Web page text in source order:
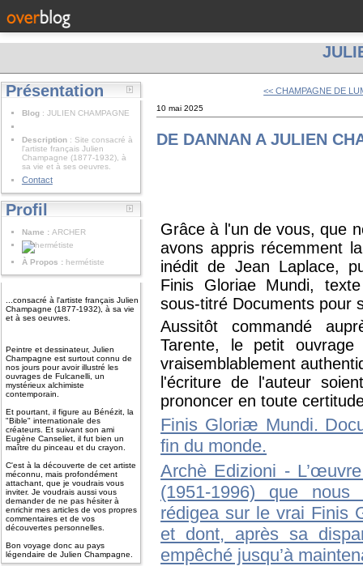
Présentation
Blog : JULIEN CHAMPAGNE
Description : Site consacré à
l'artiste français Julien
Champagne (1877-1932), à
sa vie et à ses oeuvres.
Contact
Profil
Name : ARCHER
À Propos : hermétiste
...consacré à l'artiste français Julien
Champagne (1877-1932), à sa vie
et à ses oeuvres.
Peintre et dessinateur, Julien
Champagne est surtout connu de
nos jours pour avoir illustré les
ouvrages de Fulcanelli, un
mystérieux alchimiste
contemporain.
Et pourtant, il figure au Bénézit, la
"Bible" internationale des
créateurs. Et suivant son ami
Eugène Canseliet, il fut bien un
maître du pinceau et du crayon.
C'est à la découverte de cet artiste
méconnu, mais profondément
attachant, que je voudrais vous
inviter. Je voudrais aussi vous
demander de ne pas hésiter à
enrichir mes articles de vos propres
commentaires et de vos
découvertes personnelles.
Bon voyage donc au pays
légendaire de Julien Champagne.
<< CHAMPAGNE DE
10 mai 2025
DE DANNAN A JULIEN
Grâce à l'un de vous, que
avons appris récemment
inédit de Jean Laplace,
Finis Gloriae Mundi,
sous-titré Documents pour
Aussitôt commandé
Tarente, le petit
vraisemblablement
l'écriture de l'auteur
prononcer en toute
Finis Gloriæ Mundi.
fin du monde.
Archè Edizioni -
(1951-1996) que nous
rédigea sur le vrai Finis
et dont, après sa
empêché jusqu’à